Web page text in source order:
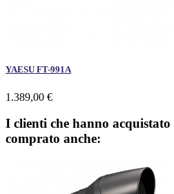
YAESU FT-991A
1.389,00 €
I clienti che hanno
comprato anche: